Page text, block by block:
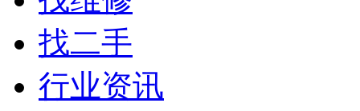
找二手
行业资讯